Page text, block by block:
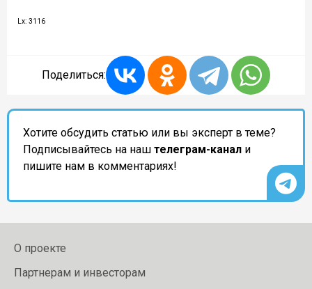
Lx: 3116
Поделиться:
Хотите обсудить статью или вы эксперт в теме?
Подписывайтесь на наш телеграм-канал и
пишите нам в комментариях!
О проекте
Партнерам и инвесторам